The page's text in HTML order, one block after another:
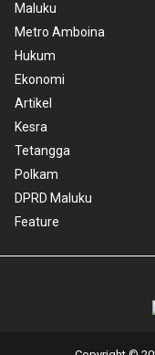
Maluku
Metro Amboina
Hukum
Ekonomi
Artikel
Kesra
Tetangga
Polkam
DPRD Maluku
Feature